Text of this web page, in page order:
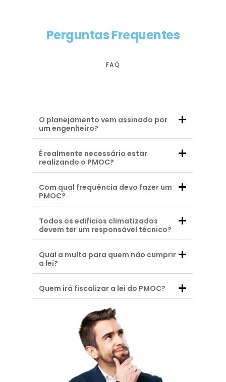
Perguntas Frequentes
FAQ
O planejamento vem assinado por
um engenheiro?
É realmente necessário estar
realizando o PMOC?
Com qual frequência devo fazer um
PMOC?
Todos os edificios climatizados
devem ter um responsável técnico?
Qual a multa para quem não cumprir
a lei?
Quem irá fiscalizar a lei do PMOC?